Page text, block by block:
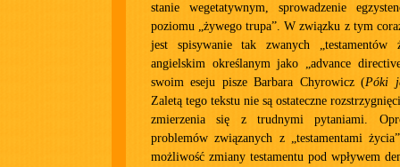
stanie wegetatywnym, sprowadzenie
poziomu „żywego trupa”. W związku z tym
jest spisywanie tak zwanych
angielskim określanym jako „advance
swoim eseju pisze Barbara Chyrowicz (Póki
Zaletą tego tekstu nie są ostateczne
zmierzenia się z trudnymi pytaniami.
problemów związanych z „testamentami
możliwość zmiany testamentu pod wpływem